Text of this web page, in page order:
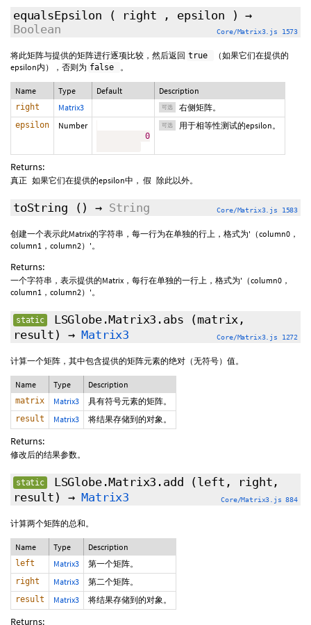
equalsEpsilon ( right , epsilon )→
Boolean
Core/Matrix3.js 1573
将此矩阵与提供的矩阵进行逐项比较，然后返回 true
（如果它们在提供的
epsilon内），否则为 false 。
Name Type Default Description
right Matrix3 可选 右侧矩阵。
epsilon Number
0
可选 用于相等性测试的epsilon。
Returns:
真正 如果它们在提供的epsilon中， 假 除此以外。
toString () → String Core/Matrix3.js 1583
创建一个表示此Matrix的字符串，每一行为在单独的行上，格式为'（column0，
column1，column2）'。
Returns:
一个字符串，表示提供的Matrix，每行在单独的一行上，格式为'（column0，
column1，column2）'。
static LSGlobe.Matrix3.abs
(matrix,
result) →Matrix3 Core/Matrix3.js 1272
计算一个矩阵，其中包含提供的矩阵元素的绝对（无符号）值。
Name Type Description
matrix Matrix3 具有符号元素的矩阵。
result Matrix3 将结果存储到的对象。
Returns:
修改后的结果参数。
static LSGlobe.Matrix3.add
(left, right,
result) →Matrix3 Core/Matrix3.js 884
计算两个矩阵的总和。
Name Type Description
left Matrix3 第一个矩阵。
right Matrix3 第二个矩阵。
result Matrix3 将结果存储到的对象。
Returns: